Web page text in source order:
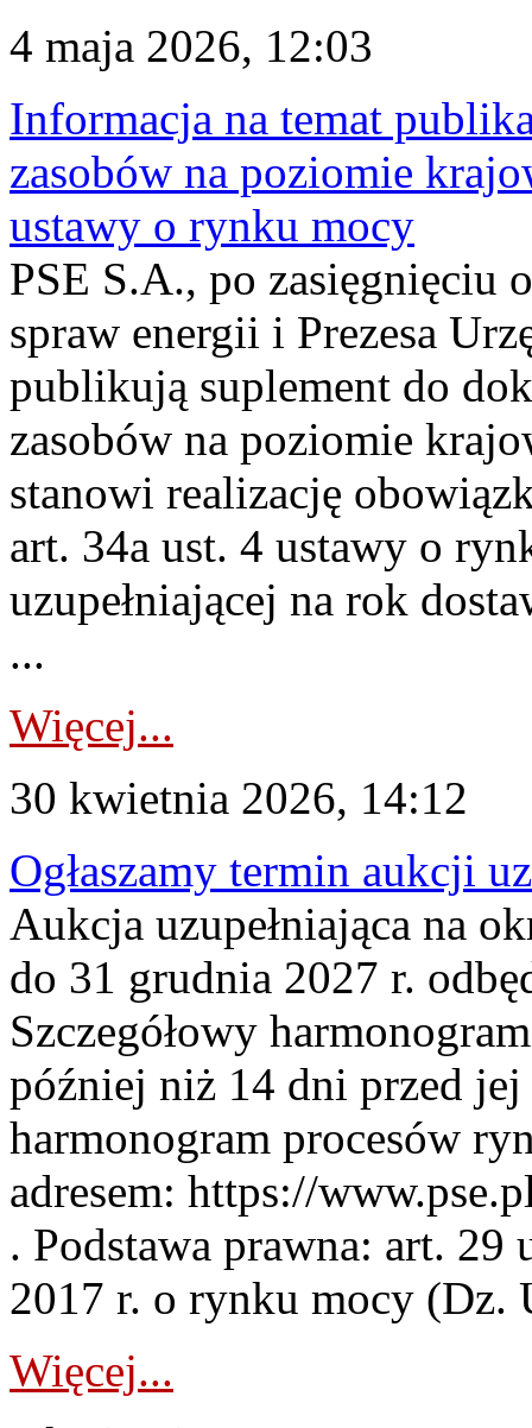
4 maja 2026, 12:03
Informacja na temat
zasobów na poziomie
ustawy o rynku mocy
PSE S.A., po zasięgnięciu
spraw energii i Prezesa
publikują suplement do
zasobów na poziomie
stanowi realizację
art. 34a ust. 4 ustawy o
uzupełniającej na rok
...
Więcej...
30 kwietnia 2026, 14:12
Ogłaszamy termin aukcji
Aukcja uzupełniająca na
do 31 grudnia 2027 r.
Szczegółowy
później niż 14 dni przed
harmonogram procesów
adresem: https://
. Podstawa prawna: art. 29
2017 r. o rynku mocy (Dz.
Więcej...